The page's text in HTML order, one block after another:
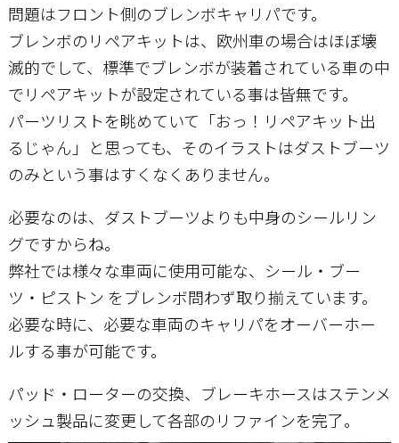
問題はフロント側のブレンボキャリパです。
ブレンボのリペアキットは、欧州車の場合はほぼ壊
滅的でして、標準でブレンボが装着されている車の中
でリペアキットが設定されている事は皆無です。
パーツリストを眺めていて「おっ！リペアキット出
るじゃん」と思っても、そのイラストはダストブーツ
のみという事はすくなくありません。
必要なのは、ダストブーツよりも中身のシールリン
グですからね。
弊社では様々な車両に使用可能な、シール・ブー
ツ・ピストン をブレンボ問わず取り揃えています。
必要な時に、必要な車両のキャリパをオーバーホー
ルする事が可能です。
パッド・ローターの交換、ブレーキホースはステンメ
ッシュ製品に変更して各部のリファインを完了。